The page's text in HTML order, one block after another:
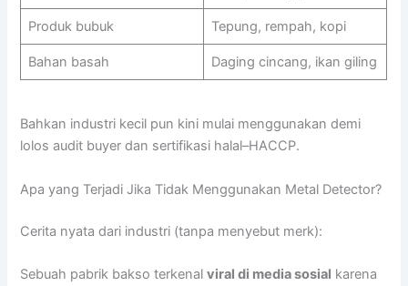
Produk bubuk Tepung, rempah, kopi
Bahan basah Daging cincang, ikan giling
Bahkan industri kecil pun kini mulai menggunakan demi
lolos audit buyer dan sertifikasi halal–HACCP.
Apa yang Terjadi Jika Tidak Menggunakan Metal Detector?
Cerita nyata dari industri (tanpa menyebut merk):
Sebuah pabrik bakso terkenalviral di media sosial karena